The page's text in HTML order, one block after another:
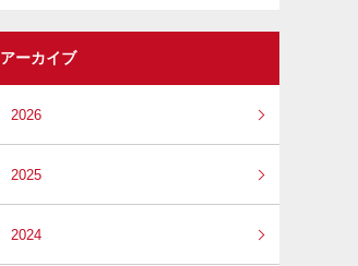
アーカイブ
2026
2025
2024